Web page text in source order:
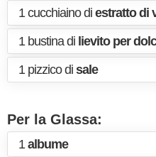
1 cucchiaino di estratto di
1 bustina di lievito per
1 pizzico di sale
Per la Glassa:
1albume